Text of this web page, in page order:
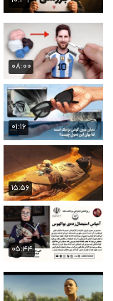
۰۸:۰۰
۰۱:۱۶
۱۵:۵۶
۰۵:۴۴